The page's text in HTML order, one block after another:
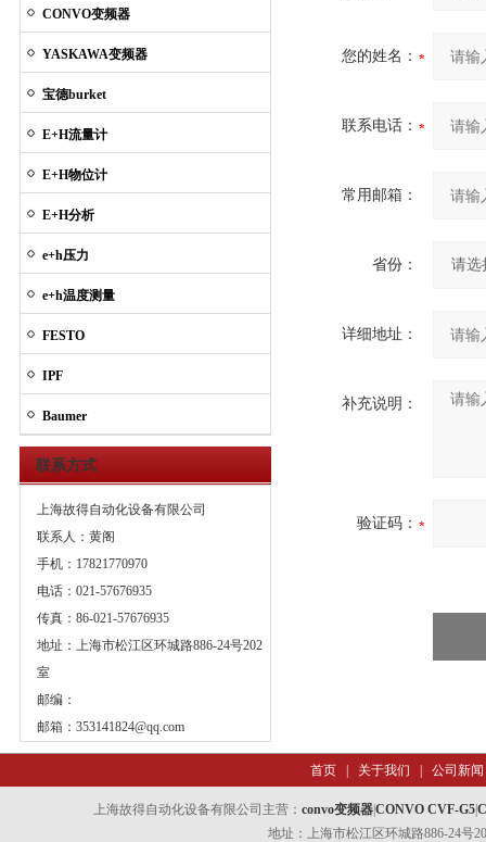
CONVO变频器
YASKAWA变频器
宝德burket
E+H流量计
E+H物位计
E+H分析
e+h压力
e+h温度测量
FESTO
IPF
Baumer
联系方式
上海故得自动化设备有限公司
联系人：黄阁
手机：17821770970
电话：021-57676935
传真：86-021-57676935
地址：上海市松江区环城路886-24号202
室
邮编：
邮箱： 353141824@qq.com
您的姓名：
联系电话：
常用邮箱：
省份：
详细地址：
补充说明：
验证码：
首页| 关于我们 公司新闻
上海故得自动化设备有限公司主营： convo变频器|CONVO CVF-G5|
地址：上海市松江区环城路886-24号